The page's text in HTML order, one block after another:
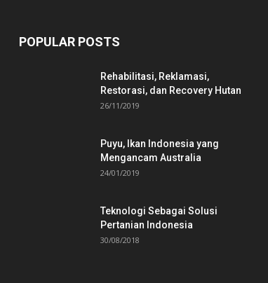
POPULAR POSTS
Rehabilitasi, Reklamasi,
Restorasi, dan Recovery Hutan
26/11/2019
Puyu, Ikan Indonesia yang
Mengancam Australia
24/01/2019
Teknologi Sebagai Solusi
Pertanian Indonesia
30/08/2018